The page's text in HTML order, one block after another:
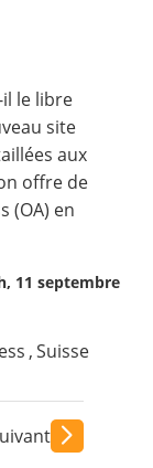
le libre
site
aux
offre de
(OA) en
11 septembre
,Suisse